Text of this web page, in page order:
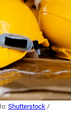
Shutterstock /